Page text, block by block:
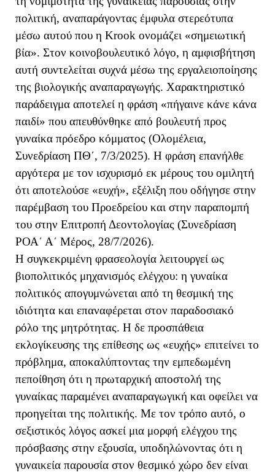
πολιτική, αναπαράγοντας έμφυλα στερεότυπα
μέσω αυτού που η Krook ονομάζει «σημειωτική
βία». Στον κοινοβουλευτικό λόγο, η αμφισβήτηση
αυτή συντελείται συχνά μέσω της εργαλειοποίησης
της βιολογικής αναπαραγωγής. Χαρακτηριστικό
παράδειγμα αποτελεί η φράση «πήγαινε κάνε κάνα
παιδί» που απευθύνθηκε από βουλευτή προς
γυναίκα πρόεδρο κόμματος (Ολομέλεια,
Συνεδρίαση ΠΘ΄, 7/3/2025). Η φράση επανήλθε
αργότερα με τον ισχυρισμό εκ μέρους του ομιλητή
ότι αποτελούσε «ευχή», εξέλιξη που οδήγησε στην
παρέμβαση του Προεδρείου και στην παραπομπή
του στην Επιτροπή Δεοντολογίας (Συνεδρίαση
ΡΟΑ΄ Α΄ Μέρος, 28/7/2026).
Η συγκεκριμένη φρασεολογία λειτουργεί ως
βιοπολιτικός μηχανισμός ελέγχου: η γυναίκα
πολιτικός απογυμνώνεται από τη θεσμική της
ιδιότητα και επαναφέρεται στον παραδοσιακό
ρόλο της μητρότητας. Η δε προσπάθεια
εκλογίκευσης της επίθεσης ως «ευχής» επιτείνει το
πρόβλημα, αποκαλύπτοντας την εμπεδωμένη
πεποίθηση ότι η πρωταρχική αποστολή της
γυναίκας παραμένει αναπαραγωγική και οφείλει να
προηγείται της πολιτικής. Με τον τρόπο αυτό, ο
σεξιστικός λόγος ασκεί μια μορφή ελέγχου της
πρόσβασης στην εξουσία, υποδηλώνοντας ότι η
γυναικεία παρουσία στον θεσμικό χώρο δεν είναι